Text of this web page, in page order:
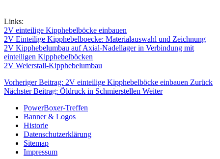
Links:
2V einteilige Kipphebelböcke einbauen
2V Einteilige Kipphebelboecke: Materialauswahl und Zeichnung
2V Kipphebelumbau auf Axial-Nadellager in Verbindung mit
einteiligen Kipphebelböcken
2V Weierstall-Kipphebelumbau
Vorheriger Beitrag: 2V einteilige Kipphebelböcke einbauen Zurück
Nächster Beitrag: Öldruck in Schmierstellen Weiter
PowerBoxer-Treffen
Banner & Logos
Historie
Datenschutzerklärung
Sitemap
Impressum